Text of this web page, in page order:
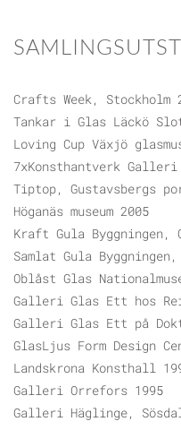
Crafts Week, Stockholm
Tankar i Glas Läckö
Loving Cup Växjö
7xKonsthantverk
Tiptop, Gustavsbergs
Höganäs museum 2005
Kraft Gula Byggningen,
Samlat Gula
Oblåst Glas
Galleri Glas Ett hos
Galleri Glas Ett på
GlasLjus Form Design
Landskrona Konsthall
Galleri Orrefors 1995
Galleri Häglinge,